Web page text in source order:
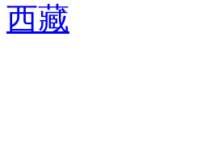
西藏